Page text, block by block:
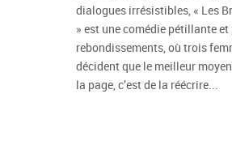
dialogues irrésistibles, « Les
» est une comédie pétillante et
rebondissements, où trois
décident que le meilleur
la page, c’est de la réécrire...